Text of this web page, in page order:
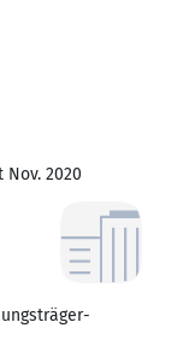
Nov. 2020